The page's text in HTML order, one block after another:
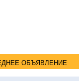
ОБЪЯВЛЕНИЕ